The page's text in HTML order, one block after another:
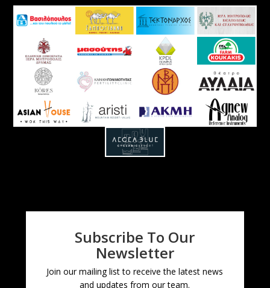
Subscribe To Our
Newsletter
Join our mailing list to receive the latest news
and updates from our team.